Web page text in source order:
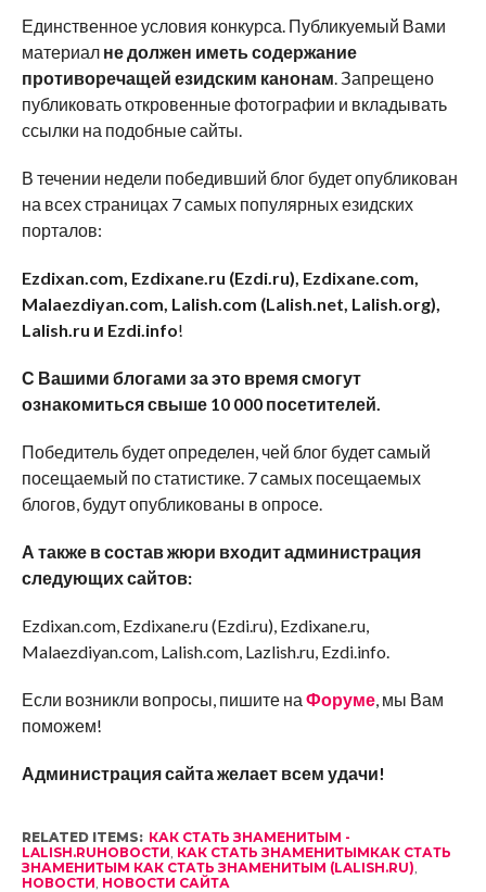
Единственное условия конкурса. Публикуемый Вами
материал не должен иметь содержание
противоречащей езидским канонам. Запрещено
публиковать откровенные фотографии и вкладывать
ссылки на подобные сайты.
В течении недели победивший блог будет опубликован
на всех страницах 7 самых популярных езидских
порталов:
Ezdixan.com, Ezdixane.ru (Ezdi.ru), Ezdixane.com,
Malaezdiyan.com, Lalish.com (Lalish.net, Lalish.org),
Lalish.ru и Ezdi.info!
С Вашими блогами за это время смогут
ознакомиться свыше 10 000 посетителей.
Победитель будет определен, чей блог будет самый
посещаемый по статистике. 7 самых посещаемых
блогов, будут опубликованы в опросе.
А также в состав жюри входит администрация
следующих сайтов:
Ezdixan.com, Ezdixane.ru (Ezdi.ru), Ezdixane.ru,
Malaezdiyan.com, Lalish.com, Lazlish.ru, Ezdi.info.
Если возникли вопросы, пишите на Форуме, мы Вам
поможем!
Администрация сайта желает всем удачи!
RELATED ITEMS: КАК СТАТЬ ЗНАМЕНИТЫМ -
LALISH.RUНОВОСТИ, КАК СТАТЬ ЗНАМЕНИТЫМКАК СТАТЬ
ЗНАМЕНИТЫМ КАК СТАТЬ ЗНАМЕНИТЫМ (LALISH.RU),
НОВОСТИ, НОВОСТИ САЙТА